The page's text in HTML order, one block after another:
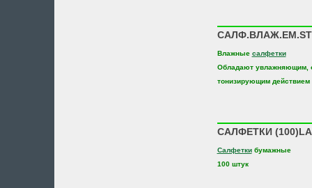
Влажные салфетки
Обладают увлажняющим,
тонизирующим действием
САЛФЕТКИ
Салфеткибумажные
100 штук